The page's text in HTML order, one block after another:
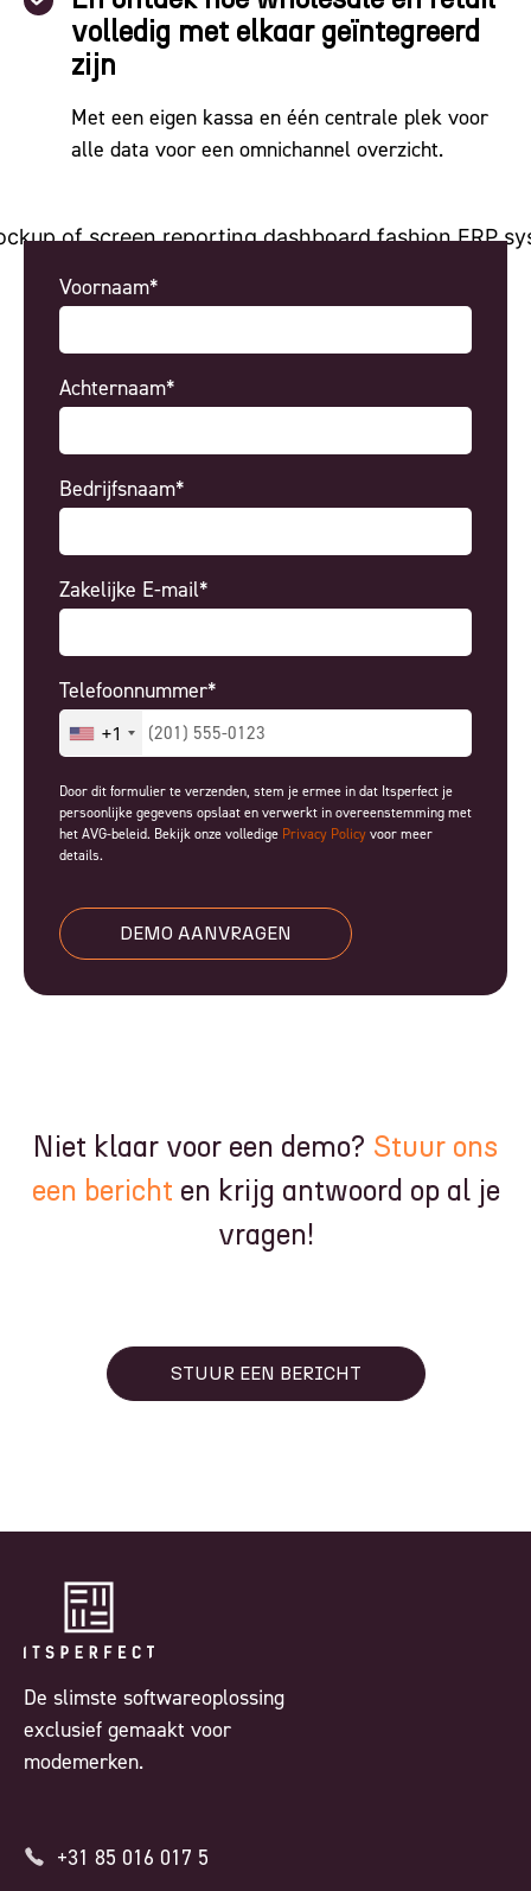
volledig met elkaar geïntegreerd
zijn
Met een eigen kassa en één centrale plek voor
alle data voor een omnichannel overzicht.
Voornaam*
Achternaam*
Bedrijfsnaam*
Zakelijke E-mail*
Telefoonnummer*
+1
Door dit formulier te verzenden, stem je ermee in dat Itsperfect je
persoonlijke gegevens opslaat en verwerkt in overeenstemming met
het AVG-beleid. Bekijk onze volledige Privacy Policyvoor meer
details.
DEMO AANVRAGEN
Niet klaar voor een demo? Stuur ons
een bericht en krijg antwoord op al je
vragen!
STUUR EEN BERICHT
De slimste softwareoplossing
exclusief gemaakt voor
modemerken.
+31 85 016 017 5